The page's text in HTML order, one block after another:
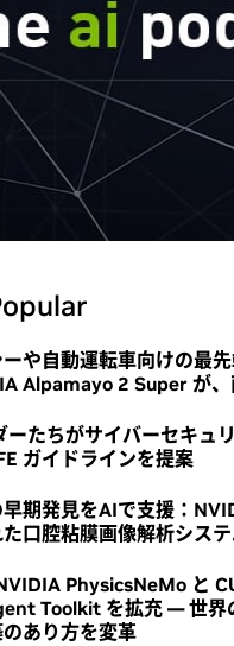
や自動運転車向けの最
Alpamayo 2 Super が、
ーたちがサイバーセキュ
ガイドラインを提案
期発見をAIで支援：
口腔粘膜画像解析シス
PhysicsNeMo と
Toolkit を拡充 ― 世界
あり方を変革